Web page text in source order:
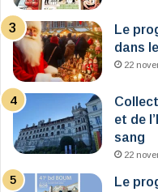
Le
dans
22
et de
sang
22
Le